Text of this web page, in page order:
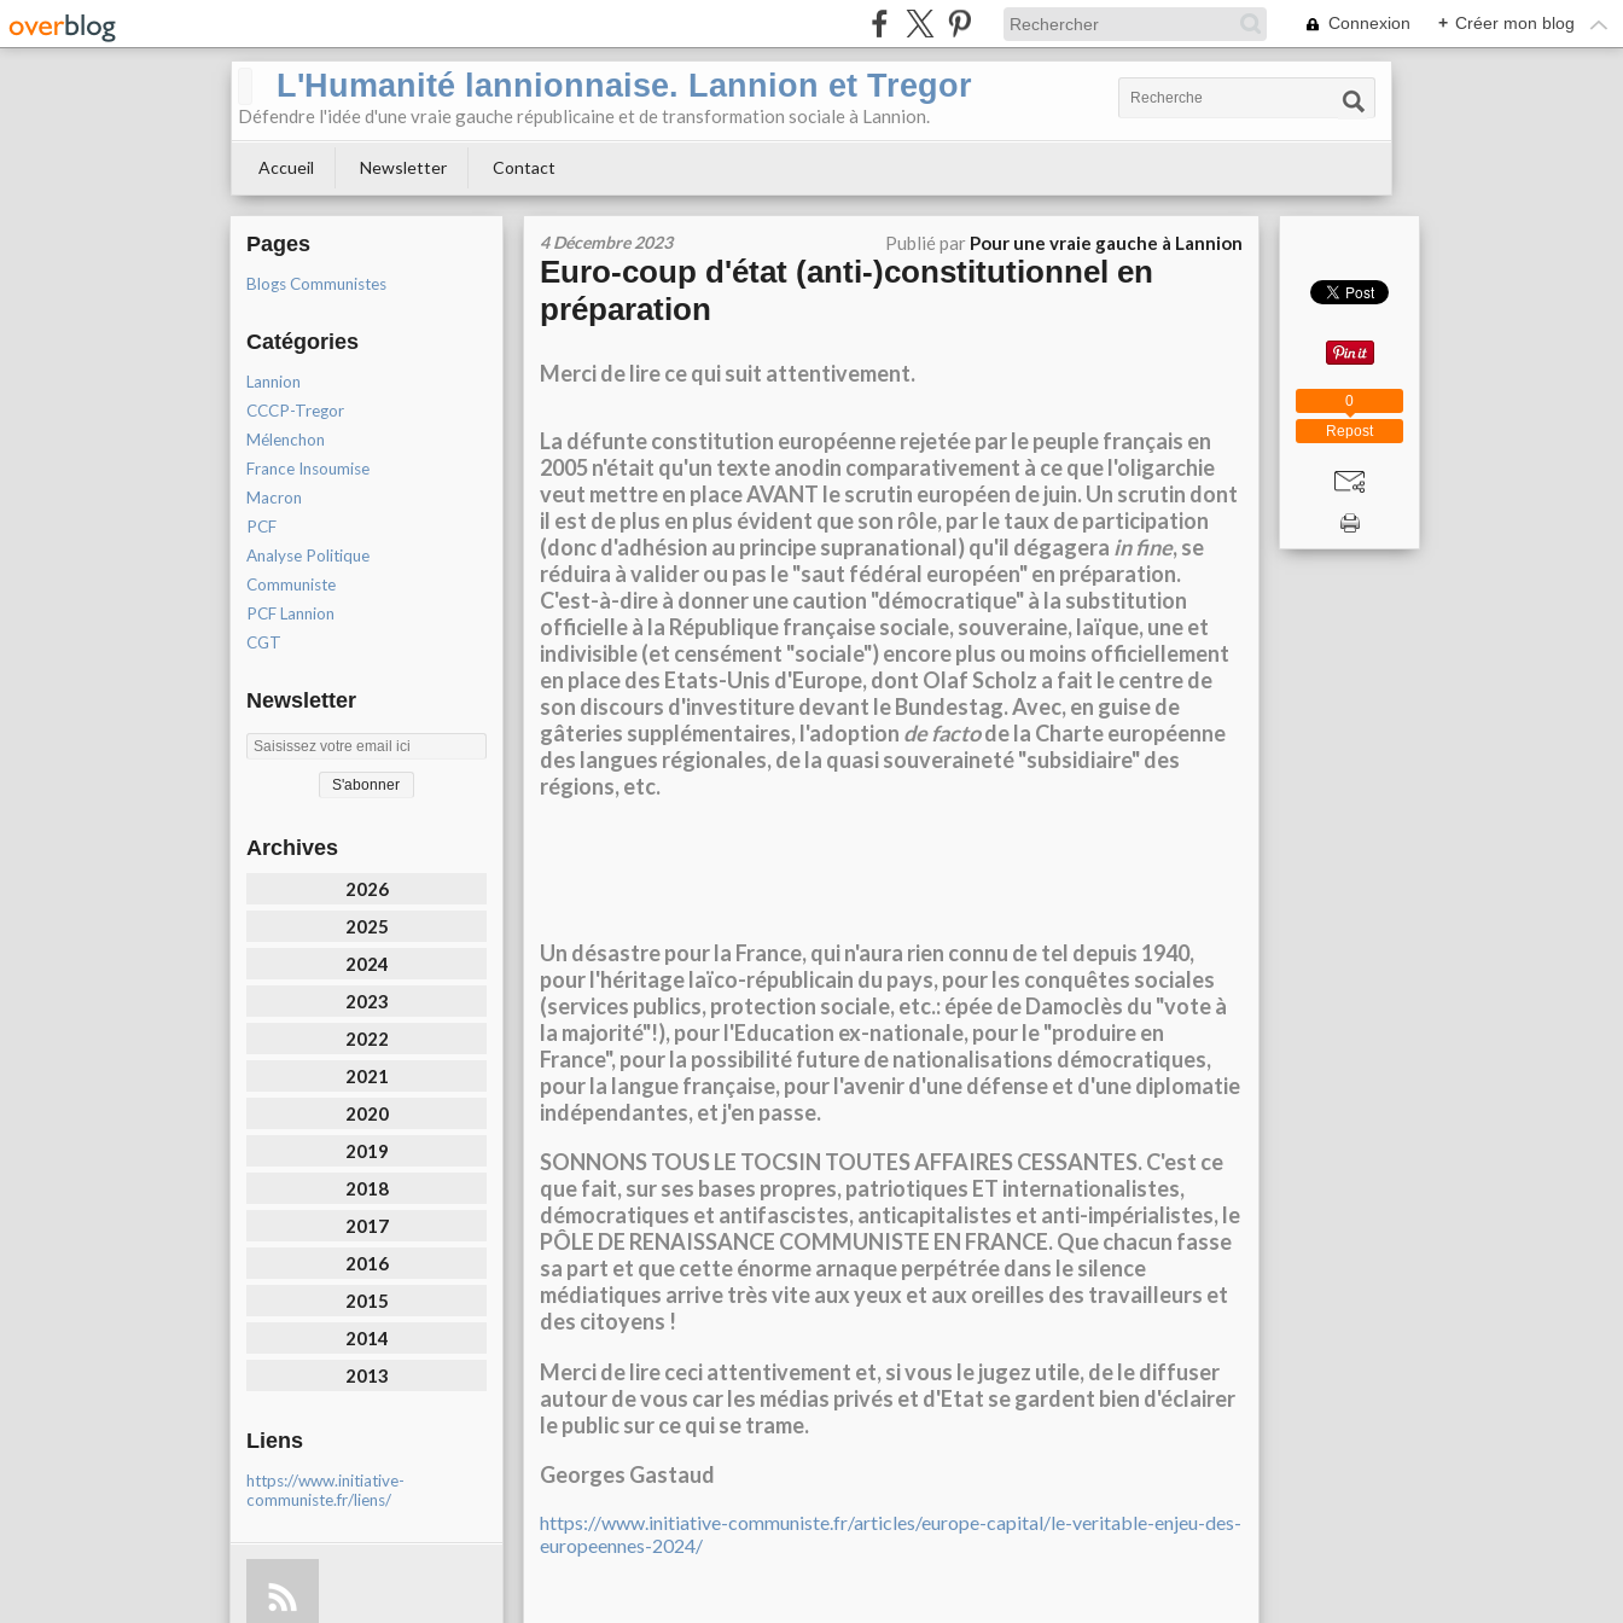
Connexion + Créer mon blog
L'Humanité lannionnaise. Lannion et Tregor
Défendre l'idée d'une vraie gauche républicaine et de transformation sociale à Lannion.
Accueil Newsletter Contact
Pages
Blogs Communistes
Catégories
Lannion
CCCP-Tregor
Mélenchon
France Insoumise
Macron
PCF
Analyse Politique
Communiste
PCF Lannion
CGT
Newsletter
Archives
2026
2025
2024
2023
2022
2021
2020
2019
2018
2017
2016
2015
2014
2013
Liens
https://www.initiative-
communiste.fr/liens/
4 Décembre 2023 Publié par Pour une vraie gauche à Lannion
Euro-coup d'état (anti-)constitutionnel en
préparation
Merci de lire ce qui suit attentivement.
La défunte constitution européenne rejetée par le peuple français en
2005 n'était qu'un texte anodin comparativement à ce que l'oligarchie
veut mettre en place AVANT le scrutin européen de juin. Un scrutin dont
il est de plus en plus évident que son rôle, par le taux de participation
(donc d'adhésion au principe supranational) qu'il dégagera in fine, se
réduira à valider ou pas le "saut fédéral européen" en préparation.
C'est-à-dire à donner une caution "démocratique" à la substitution
officielle à la République française sociale, souveraine, laïque, une et
indivisible (et censément "sociale") encore plus ou moins officiellement
en place des Etats-Unis d'Europe, dont Olaf Scholz a fait le centre de
son discours d'investiture devant le Bundestag. Avec, en guise de
gâteries supplémentaires, l'adoption de factode la Charte européenne
des langues régionales, de la quasi souveraineté "subsidiaire" des
régions, etc.
Un désastre pour la France, qui n'aura rien connu de tel depuis 1940,
pour l'héritage laïco-républicain du pays, pour les conquêtes sociales
(services publics, protection sociale, etc.: épée de Damoclès du "vote à
la majorité"!), pour l'Education ex-nationale, pour le "produire en
France", pour la possibilité future de nationalisations démocratiques,
pour la langue française, pour l'avenir d'une défense et d'une diplomatie
indépendantes, et j'en passe.
SONNONS TOUS LE TOCSIN TOUTES AFFAIRES CESSANTES. C'est ce
que fait, sur ses bases propres, patriotiques ET internationalistes,
démocratiques et antifascistes, anticapitalistes et anti-impérialistes, le
PÔLE DE RENAISSANCE COMMUNISTE EN FRANCE. Que chacun fasse
sa part et que cette énorme arnaque perpétrée dans le silence
médiatiques arrive très vite aux yeux et aux oreilles des travailleurs et
des citoyens !
Merci de lire ceci attentivement et, si vous le jugez utile, de le diffuser
autour de vous car les médias privés et d'Etat se gardent bien d'éclairer
le public sur ce qui se trame.
Georges Gastaud
https://www.initiative-communiste.fr/articles/europe-capital/le-veritable-enjeu-des-
europeennes-2024/
Repost
0